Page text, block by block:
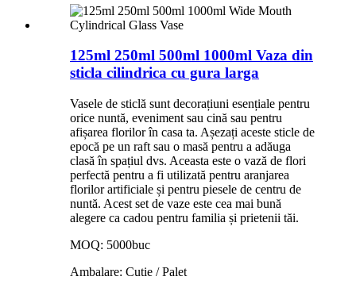
125ml 250ml 500ml 1000ml Vaza din
sticla cilindrica cu gura larga
Vasele de sticlă sunt decorațiuni esențiale pentru
orice nuntă, eveniment sau cină sau pentru
afișarea florilor în casa ta. Așezați aceste sticle de
epocă pe un raft sau o masă pentru a adăuga
clasă în spațiul dvs. Aceasta este o vază de flori
perfectă pentru a fi utilizată pentru aranjarea
florilor artificiale și pentru piesele de centru de
nuntă. Acest set de vaze este cea mai bună
alegere ca cadou pentru familia și prietenii tăi.
MOQ: 5000buc
Ambalare: Cutie / Palet